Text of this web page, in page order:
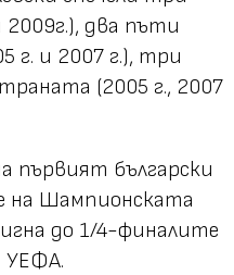
два пъти
г. и 2007 г.), три
(2005 г., 2007
първият български
на Шампионската
до 1/4-финалите
УЕФА.